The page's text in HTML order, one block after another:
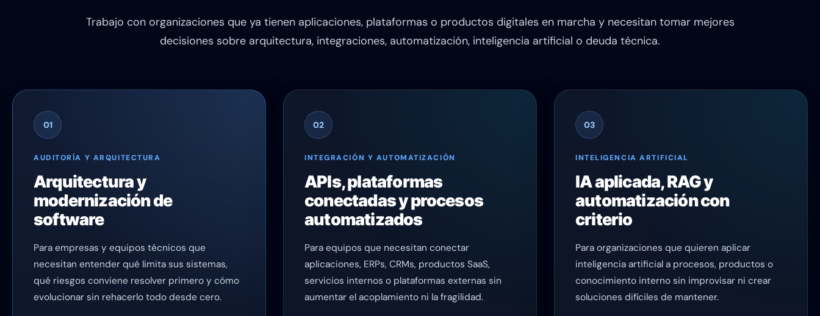
Trabajo con organizaciones que ya tienen aplicaciones, plataformas o productos digitales en marcha y necesitan tomar mejores
decisiones sobre arquitectura, integraciones, automatización, inteligencia artificial o deuda técnica.
01
AUDITORÍA Y ARQUITECTURA
Arquitectura y
modernización de
software
Para empresas y equipos técnicos que
necesitan entender qué limita sus sistemas,
qué riesgos conviene resolver primero y cómo
evolucionar sin rehacerlo todo desde cero.
02
INTEGRACIÓN Y AUTOMATIZACIÓN
APIs, plataformas
conectadas y procesos
automatizados
Para equipos que necesitan conectar
aplicaciones, ERPs, CRMs, productos SaaS,
servicios internos o plataformas externas sin
aumentar el acoplamiento ni la fragilidad.
03
INTELIGENCIA ARTIFICIAL
IA aplicada, RAG y
automatización con
criterio
Para organizaciones que quieren aplicar
inteligencia artificial a procesos, productos o
conocimiento interno sin improvisar ni crear
soluciones difíciles de mantener.